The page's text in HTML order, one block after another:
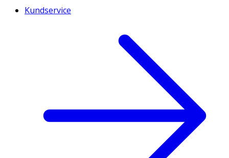
Kundservice